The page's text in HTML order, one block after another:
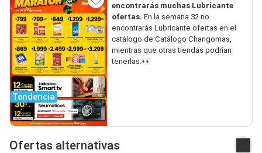
Tendencia
encontrarás muchas Lubricante
ofertas. En la semana 32 no
encontrarás Lubricante ofertas en el
catálogo de Catálogo Changomas,
mientras que otras tiendas podrían
tenerlas.👀
Ofertas alternativas